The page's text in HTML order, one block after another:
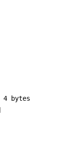
4 bytes